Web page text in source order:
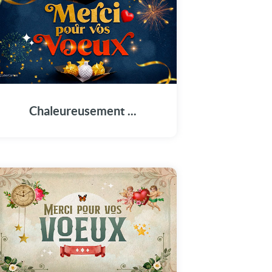
Chaleureusement ...
Remerciez vos proches avec cette carte